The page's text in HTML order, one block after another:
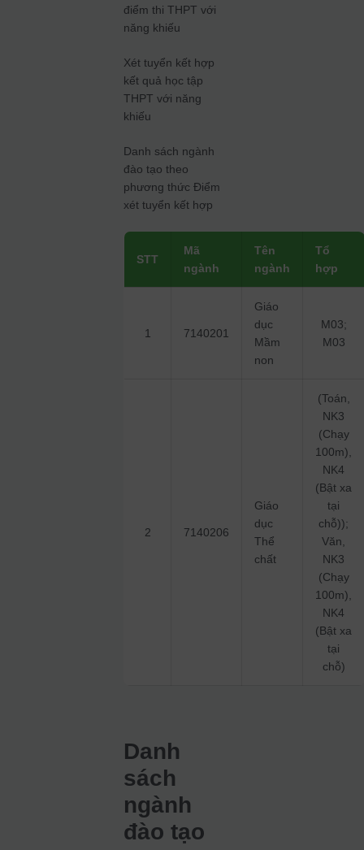
điểm thi THPT với
năng khiếu
Xét tuyển kết hợp
kết quả học tập
THPT với năng
khiếu
Danh sách ngành
đào tạo theo
phương thức Điểm
xét tuyển kết hợp
STT
Mã
ngành
Tên
ngành
Tổ
hợp
1 7140201
Giáo
dục
Mầm
non
M03;
M03
2 7140206
Giáo
dục
Thể
chất
(Toán,
NK3
(Chạy
100m),
NK4
(Bật xa
tại
chỗ));
Văn,
NK3
(Chạy
100m),
NK4
(Bật xa
tại
chỗ)
Danh
sách
ngành
đào tạo